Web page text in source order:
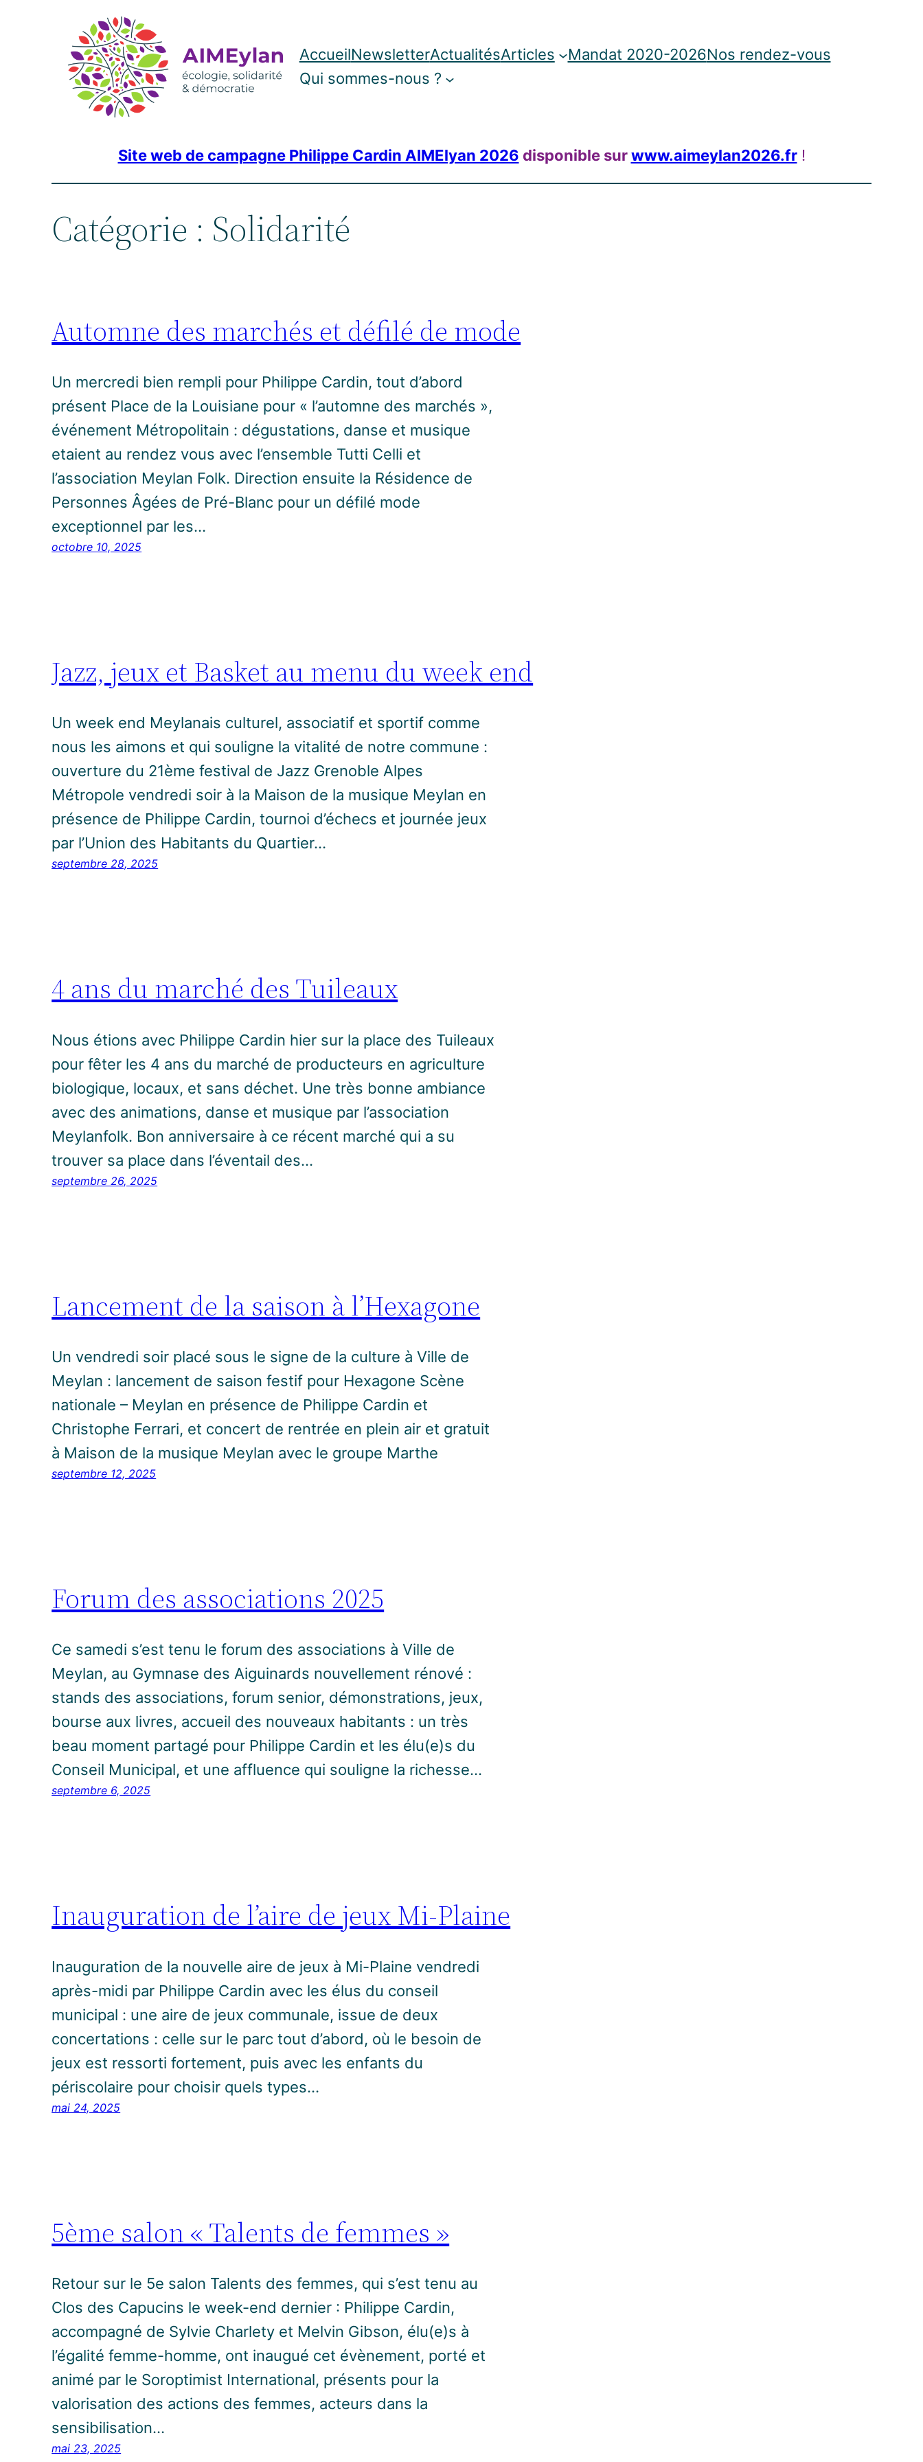
AccueilNewsletterActualitésArticles Mandat 2020-2026Nos rendez-vous
Qui sommes-nous ?
Site web de campagne Philippe Cardin AIMElyan 2026 disponible surwww.aimeylan2026.fr!
Catégorie : Solidarité
Automne des marchés et défilé de mode
Un mercredi bien rempli pour Philippe Cardin, tout d’abord
présent Place de la Louisiane pour « l’automne des marchés »,
événement Métropolitain : dégustations, danse et musique
etaient au rendez vous avec l’ensemble Tutti Celli et
l’association Meylan Folk. Direction ensuite la Résidence de
Personnes Âgées de Pré-Blanc pour un défilé mode
exceptionnel par les…
octobre 10, 2025
Jazz, jeux et Basket au menu du week end
Un week end Meylanais culturel, associatif et sportif comme
nous les aimons et qui souligne la vitalité de notre commune :
ouverture du 21ème festival de Jazz Grenoble Alpes
Métropole vendredi soir à la Maison de la musique Meylan en
présence de Philippe Cardin, tournoi d’échecs et journée jeux
par l’Union des Habitants du Quartier…
septembre 28, 2025
4 ans du marché des Tuileaux
Nous étions avec Philippe Cardin hier sur la place des Tuileaux
pour fêter les 4 ans du marché de producteurs en agriculture
biologique, locaux, et sans déchet. Une très bonne ambiance
avec des animations, danse et musique par l’association
Meylanfolk. Bon anniversaire à ce récent marché qui a su
trouver sa place dans l’éventail des…
septembre 26, 2025
Lancement de la saison à l’Hexagone
Un vendredi soir placé sous le signe de la culture à Ville de
Meylan : lancement de saison festif pour Hexagone Scène
nationale – Meylan en présence de Philippe Cardin et
Christophe Ferrari, et concert de rentrée en plein air et gratuit
à Maison de la musique Meylan avec le groupe Marthe
septembre 12, 2025
Forum des associations 2025
Ce samedi s’est tenu le forum des associations à Ville de
Meylan, au Gymnase des Aiguinards nouvellement rénové :
stands des associations, forum senior, démonstrations, jeux,
bourse aux livres, accueil des nouveaux habitants : un très
beau moment partagé pour Philippe Cardin et les élu(e)s du
Conseil Municipal, et une affluence qui souligne la richesse…
septembre 6, 2025
Inauguration de l’aire de jeux Mi-Plaine
Inauguration de la nouvelle aire de jeux à Mi-Plaine vendredi
après-midi par Philippe Cardin avec les élus du conseil
municipal : une aire de jeux communale, issue de deux
concertations : celle sur le parc tout d’abord, où le besoin de
jeux est ressorti fortement, puis avec les enfants du
périscolaire pour choisir quels types…
mai 24, 2025
5ème salon « Talents de femmes »
Retour sur le 5e salon Talents des femmes, qui s’est tenu au
Clos des Capucins le week-end dernier : Philippe Cardin,
accompagné de Sylvie Charlety et Melvin Gibson, élu(e)s à
l’égalité femme-homme, ont inaugué cet évènement, porté et
animé par le Soroptimist International, présents pour la
valorisation des actions des femmes, acteurs dans la
sensibilisation…
mai 23, 2025